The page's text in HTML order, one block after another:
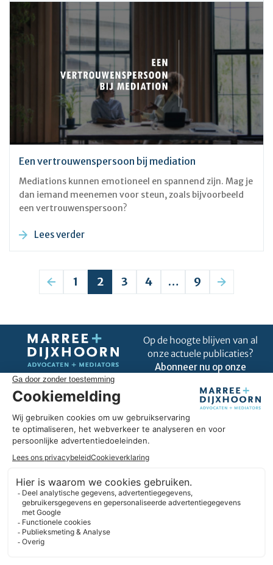
Een vertrouwenspersoon bij mediation
Mediations kunnen emotioneel en spannend zijn. Mag je
dan iemand meenemen voor steun, zoals bijvoorbeeld
een vertrouwenspersoon?
Lees verder
1 2 3 4 … 9
Op de hoogte blijven van al
onze actuele publicaties?
Abonneer nu op onze
Uitblinken in úw business
blinken in úw business. Wij hebben hart voor ondernemers en
we geloven in duurzame partnerships. Daarbij denken we
liever in oplossingen dan in belemmeringen. En we blijven
Expertises